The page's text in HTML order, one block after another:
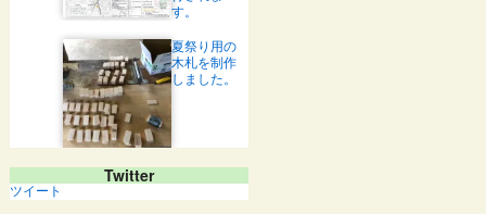
す。
夏祭り用の
木札を制作
しました。
Twitter
ツイート